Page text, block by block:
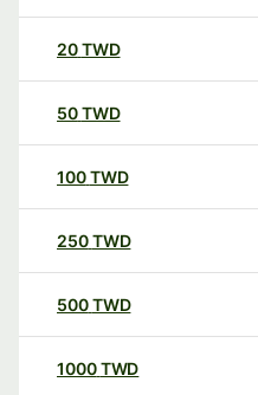
20TWD
50TWD
100TWD
250TWD
500TWD
1000TWD